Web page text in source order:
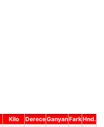
Kilo DereceGanyanFarkHnd.